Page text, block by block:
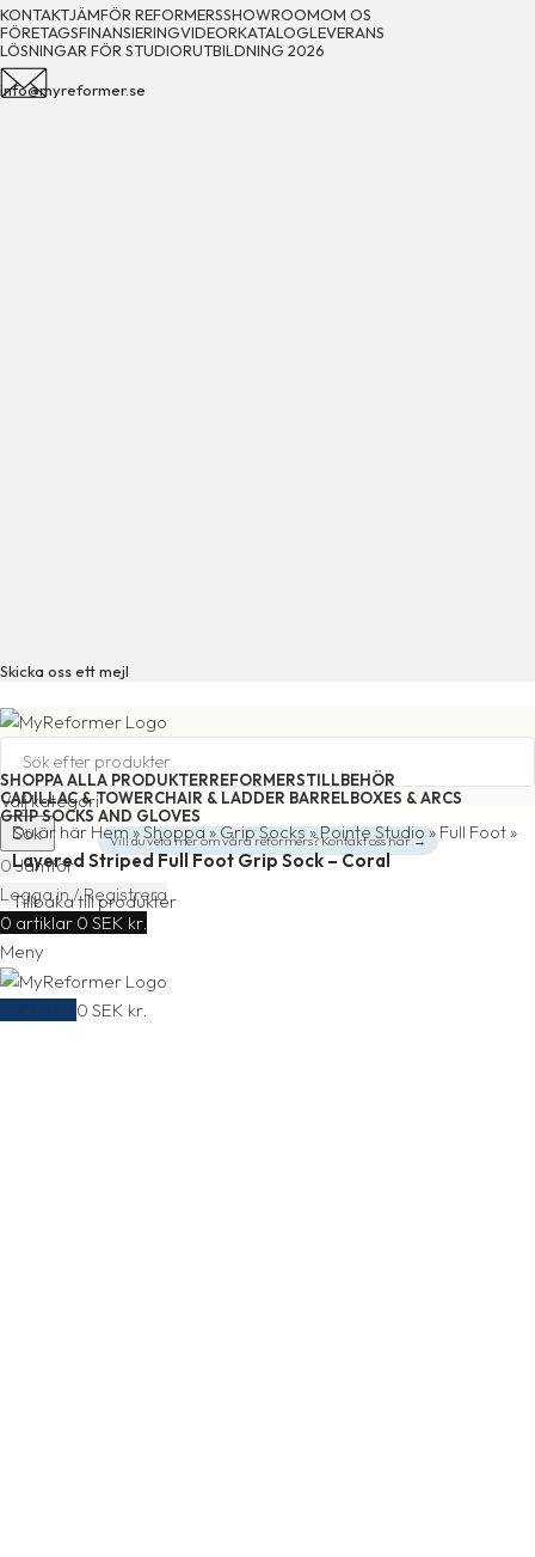
KONTAKTJÄMFÖR REFORMERSSHOWROOMOM OS
FÖRETAGSFINANSIERINGVIDEORKATALOGLEVERANS
LÖSNINGAR FÖR STUDIORUTBILDNING 2026
info@myreformer.se
Skicka oss ett mejl
Välj kategori
Sök
0 Jämför
Logga in / Registrera
0 artiklar 0 SEK kr.
Meny
0 artiklar 0 SEK kr.
SHOPPA ALLA PRODUKTERREFORMERSTILLBEHÖR
CADILLAC & TOWERCHAIR & LADDER BARRELBOXES & ARCS
GRIP SOCKS AND GLOVES
Vill du veta mer om våra reformers? Kontakt oss här →
Du är här Hem»Shoppa»Grip Socks»Pointe Studio»Full Foot »
Layered Striped Full Foot Grip Sock – Coral
Tillbaka till produkter